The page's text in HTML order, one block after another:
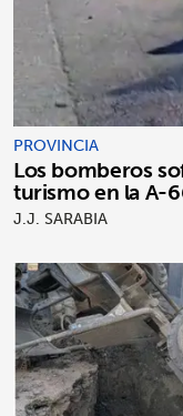
PROVINCIA
Los bomberos
turismo en la A-
J.J. SARABIA